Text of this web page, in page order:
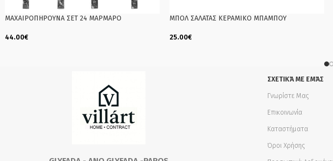
ΜΑΧΑΙΡΟΠΗΡΟΥΝΑ ΣΕΤ 24 ΜΑΡΜΑΡΟ
44.00€
ΜΠΟΛ ΣΑΛΑΤΑΣ ΚΕΡΑΜΙΚΟ ΜΠΑΜΠΟΥ
25.00€
ΣΧΕΤΙΚΆ ΜΕ ΕΜΆΣ
Γνωρίστε Μας
Επικοινωνία
Καταστήματα
Όροι Χρήσης